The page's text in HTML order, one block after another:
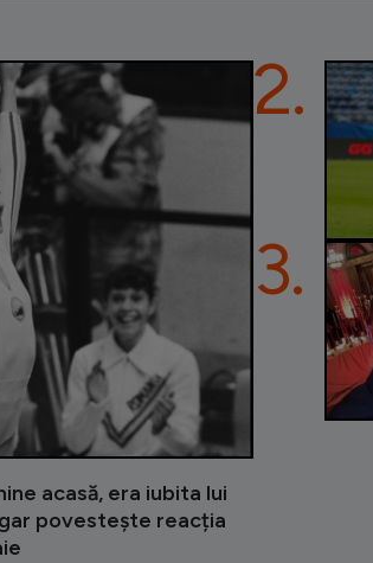
acasă, era iubita lui
povestește reacția
2.
3.